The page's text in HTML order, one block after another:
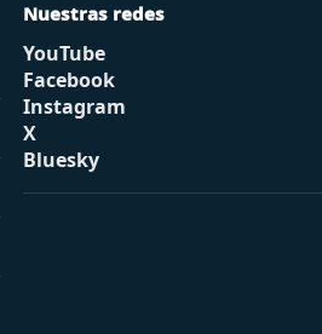
Nuestras redes
YouTube
Facebook
Instagram
X
Bluesky